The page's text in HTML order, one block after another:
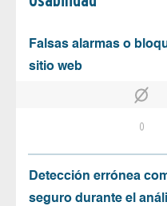
Falsas alarmas o
sitio web
0
Detección errónea
seguro durante el